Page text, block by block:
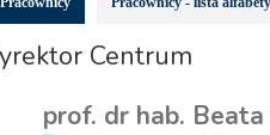
Centrum
prof. dr hab.